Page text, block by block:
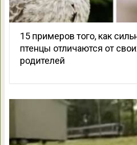
15 примеров того, как
птенцы отличаются от
родителей